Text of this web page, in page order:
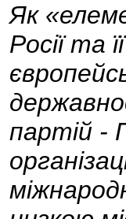
Як
Росії та
партій -